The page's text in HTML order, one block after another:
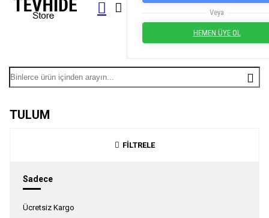
Veya
HEMEN ÜYE OL
TULUM
FİLTRELE
Sadece
Ücretsiz Kargo